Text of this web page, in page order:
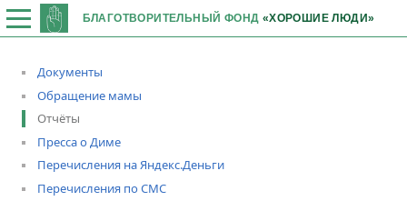
БЛАГОТВОРИТЕЛЬНЫЙ ФОНД «ХОРОШИЕ ЛЮДИ»
Документы
Обращение мамы
Отчёты
Пресса о Диме
Перечисления на Яндекс.Деньги
Перечисления по СМС